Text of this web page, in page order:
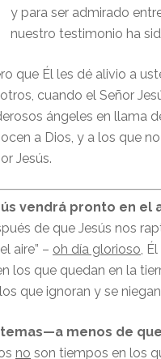
y para ser admirado
nuestro testimonio ha
que Él les dé alivio a
cuando el Señor
ángeles en llama
a Dios, y a los que
Jesús.
vendrá pronto en el
de que Jesús nos
aire” – oh día glorioso ,
los que quedan en la
que ignoran y se
menos de
no son tiempos en los